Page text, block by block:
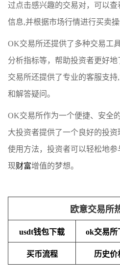
过点击感兴趣的交易对，可以
信息,并根据市场行情进行买卖操
OK交易所还提供了多种交易工
分析指标等，帮助投资者更好
交易所还提供了专业的客服支
和解答疑问。
OK交易所作为一个便捷、安全
大投资者提供了一个良好的投
使用方法，投资者可以轻松地
现财富增值的梦想。
欧意交易所
usdt钱包下载 ok交易所
买币流程 历史价